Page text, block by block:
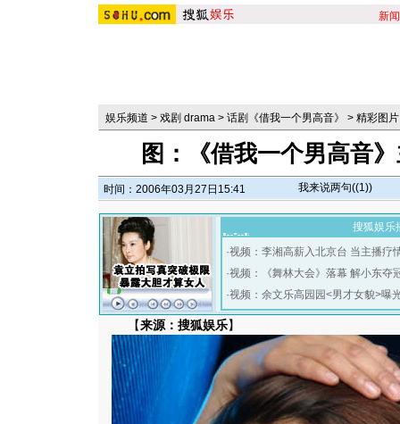
新闻
娱乐频道 > 戏剧 drama > 话剧《借我一个男高音》 > 精彩图片
图：《借我一个男高音
时间：2006年03月27日15:41 我来说两句((1))
搜狐娱乐
·视频：李湘高薪入北京台 当主播疗
·视频：《舞林大会》落幕 解小东夺
·视频：余文乐高园园<男才女貌>曝
【来源：搜狐娱乐】